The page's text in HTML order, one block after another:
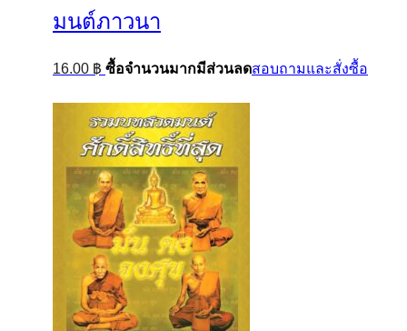
มนต์ภาวนา
16.00 ฿ ซื้อจำนวนมากมีส่วนลดสอบถามและสั่งซื้อ